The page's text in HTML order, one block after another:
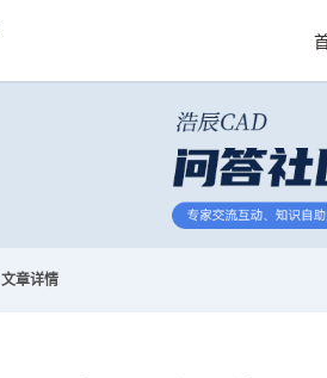
文章详情